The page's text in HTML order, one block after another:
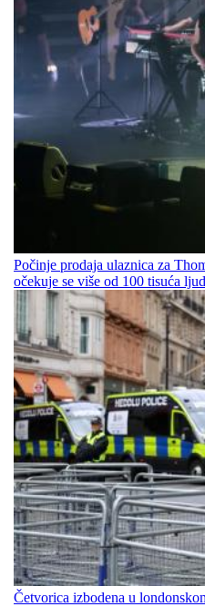
Počinje prodaja ulaznica za
očekuje se više od 100 tisuća
Četvorica izbodena u